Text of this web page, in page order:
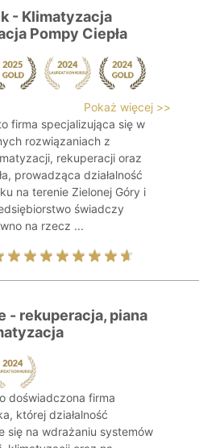
- Klimatyzacja
Pompy Ciepła
Pokaż więcej >>
firma specjalizująca się w
rozwiązaniach z
rekuperacji oraz
prowadząca działalność
na terenie Zielonej Góry i
świadczy
na rzecz ...
- rekuperacja, piana
doświadczona firma
której działalność
się na wdrażaniu systemów